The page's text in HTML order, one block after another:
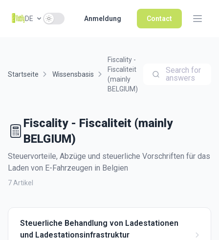
DE Use setting Anmeldung Contact
Startseite Wissensbasis
Fiscality -
Fiscaliteit
(mainly
BELGIUM)
Search for
answers
Fiscality - Fiscaliteit (mainly
BELGIUM)
Steuervorteile, Abzüge und steuerliche Vorschriften für das
Laden von E-Fahrzeugen in Belgien
7 Artikel
Steuerliche Behandlung von Ladestationen
und Ladestationsinfrastruktur